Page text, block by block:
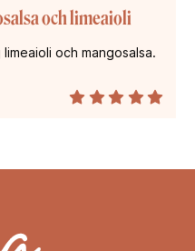
och limeaioli
och mangosalsa.